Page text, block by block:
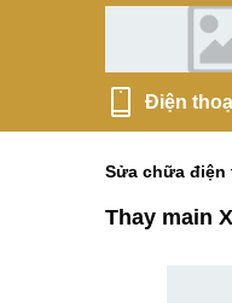
Điện
Sửa chữa điện
Thay main